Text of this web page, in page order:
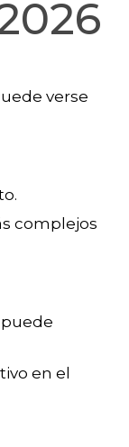
verse
complejos
en el